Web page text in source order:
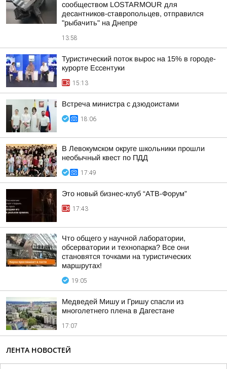
сообществом LOSTARMOUR для
десантников-ставропольцев, отправился
"рыбачить" на Днепре
13:58
Туристический поток вырос на 15% в городе-
курорте Ессентуки
15:13
Встреча министра с дзюдоистами
18:06
В Левокумском округе школьники прошли
необычный квест по ПДД
17:49
Это новый бизнес-клуб “АТВ-Форум”
17:43
Что общего у научной лаборатории,
обсерватории и технопарка? Все они
становятся точками на туристических
маршрутах!
19:05
Медведей Мишу и Гришу спасли из
многолетнего плена в Дагестане
17:07
ЛЕНТА НОВОСТЕЙ